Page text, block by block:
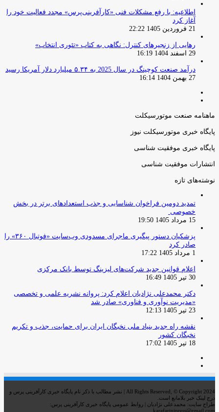
اطلاعیه: با رفع مشکلات فنی «کارآفرینی‌پرس» مجدد فعالیت خود را
آغاز کرد
21 فروردین 1405 22:22
رهایی از زنجیرهای کنترل: نگاهی به کتاب «تئوری انتخاب»
29 اسفند 1404 16:19
درآمد صنعت کوچینگ در سال 2025 به ۵.۳۴ میلیارد دلار آمریکا رسید
27 بهمن 1404 16:14
ماهنامه صنعت موتورسیکلت
پایگاه خبری موتورسیکلت نیوز
پایگاه خبری موفقیت شناسی
انتشارات موفقیت شناسی
نوشته‌های تازه
تمدید دومین فراخوان شناسایی و جذب استعدادهای برتر در بخش
خصوصی
15 مرداد 1405 19:50
پزشکیان دستور پیگیری ماجرای مسدودی وب‌سایت «فوتبال ۳۶۰» را
صادر کرد
1 مرداد 1405 17:22
اعلام قوانین جدید شرکت‌های لیزینگ توسط بانک مرکزی
30 تیر 1405 16:49
دکتر محمدعلی نژادیان اعلام کرد: پروانه نشریه علمی و تخصصی
«مدیریت نوآوری و فناوری» صادر شد
23 تیر 1405 12:13
نقشه راه جدید بنیاد ملی نخبگان ایران برای حمایت، جذب و تکریم
نخبگان کشور
18 تیر 1405 17:02
All Rights Reserved, © Copyright 2024 | نشر مطالب با ذکر نام پایگاه خبری کارآفرینی پرس و
درج لینک خبر بلامانع است.
طراح سایت: محمدعلی نژادیان | روابط عمومی پایگاه خبری کارآفرینی پرس:
karafarinipress@gmail.com